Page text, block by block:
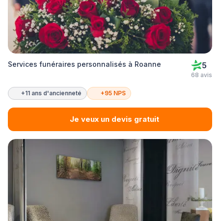
Services funéraires personnalisés à Roanne 5
68 avis
+11 ans d'ancienneté +95 NPS
Je veux un devis gratuit